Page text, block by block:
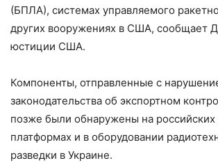
(БПЛА), системах управляемого
других вооружениях в США, сообщает
юстиции США.
Компоненты, отправленные с
законодательства об экспортном
позже были обнаружены на
платформах и в оборудовании
разведки в Украине.